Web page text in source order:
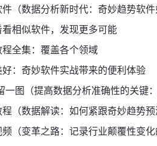
（数据分析新时代：奇妙趋势软件
相似软件，发现更多可能
全集：覆盖各个领域
：奇妙软件实战带来的便利体验
一图（提高数据分析准确性的关键
（数据解读：如何紧跟奇妙趋势
（变革之路：记录行业颠覆性变化